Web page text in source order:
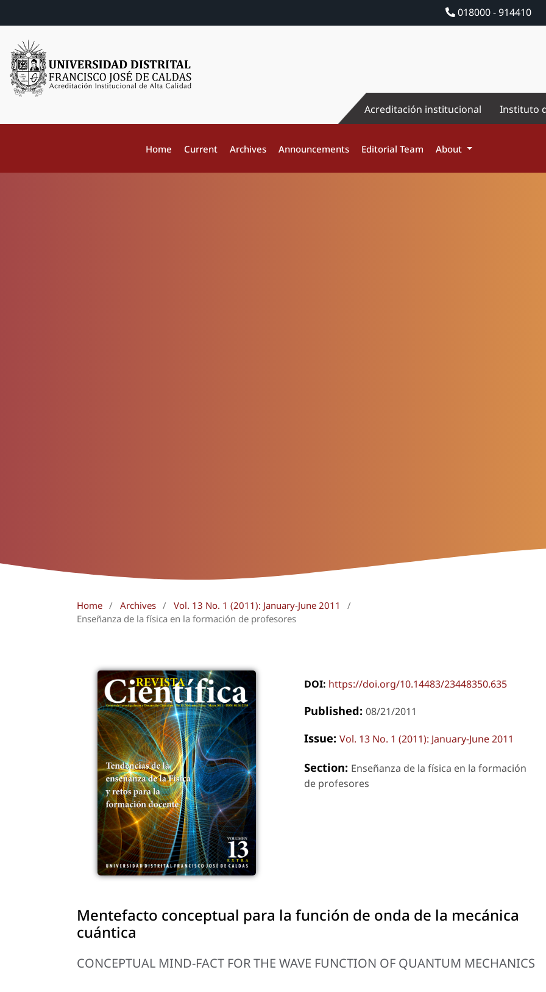
018000 - 914410
Acreditación institucional Instituto
Home Current Archives Announcements Editorial Team About
Home / Archives / Vol. 13 No. 1 (2011): January-June 2011
/
Enseñanza de la física en la formación de profesores
DOI: https://doi.org/10.14483/23448350.635
Published: 08/21/2011
Issue: Vol. 13 No. 1 (2011): January-June 2011
Section: Enseñanza de la física en la formación
de profesores
Mentefacto conceptual para la función de onda de la mecánica
cuántica
CONCEPTUAL MIND-FACT FOR THE WAVE FUNCTION OF QUANTUM MECHANICS